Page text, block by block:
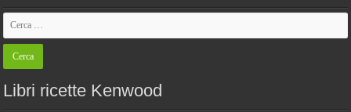
Libri ricette Kenwood